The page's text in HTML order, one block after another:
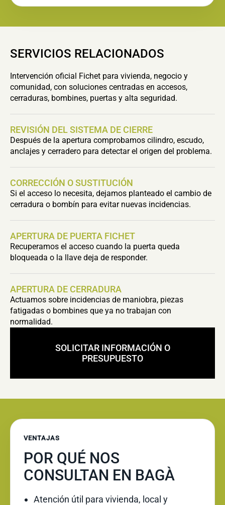
SERVICIOS RELACIONADOS
Intervención oficial Fichet para vivienda, negocio y
comunidad, con soluciones centradas en accesos,
cerraduras, bombines, puertas y alta seguridad.
REVISIÓN DEL SISTEMA DE CIERRE
Después de la apertura comprobamos cilindro, escudo,
anclajes y cerradero para detectar el origen del problema.
CORRECCIÓN O SUSTITUCIÓN
Si el acceso lo necesita, dejamos planteado el cambio de
cerradura o bombín para evitar nuevas incidencias.
APERTURA DE PUERTA FICHET
Recuperamos el acceso cuando la puerta queda
bloqueada o la llave deja de responder.
APERTURA DE CERRADURA
Actuamos sobre incidencias de maniobra, piezas
fatigadas o bombines que ya no trabajan con
normalidad.
SOLICITAR INFORMACIÓN O
PRESUPUESTO
VENTAJAS
POR QUÉ NOS
CONSULTAN EN BAGÀ
Atención útil para vivienda, local y